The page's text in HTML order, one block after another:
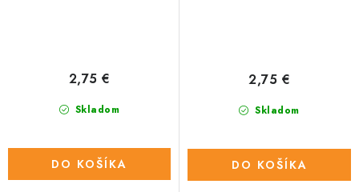
Skladom
2,75 €
DO KOŠÍKA
Skladom
2,75 €
DO KOŠÍKA